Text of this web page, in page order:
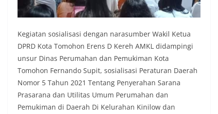
Kegiatan sosialisasi dengan narasumber Wakil Ketua
DPRD Kota Tomohon Erens D Kereh AMKL didampingi
unsur Dinas Perumahan dan Pemukiman Kota
Tomohon Fernando Supit, sosialisasi Peraturan Daerah
Nomor 5 Tahun 2021 Tentang Penyerahan Sarana
Prasarana dan Utilitas Umum Perumahan dan
Pemukiman di Daerah Di Kelurahan Kinilow dan